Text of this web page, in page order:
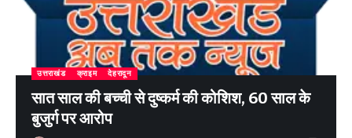
उत्तराखंड क्राइम देहरादून
सात साल की बच्ची से दुष्कर्म की कोशिश, 60 साल के
बुजुर्ग पर आरोप